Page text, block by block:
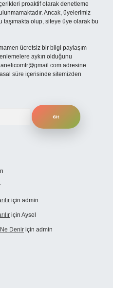
proaktif olarak denetleme
Ancak, üyelerimiz
taşımakta olup, siteye üye olarak bu
ücretsiz bir bilgi paylaşım
aykırı olduğunu
adresine
süre içerisinde sitemizden
için admin
için Aysel
Denir için admin